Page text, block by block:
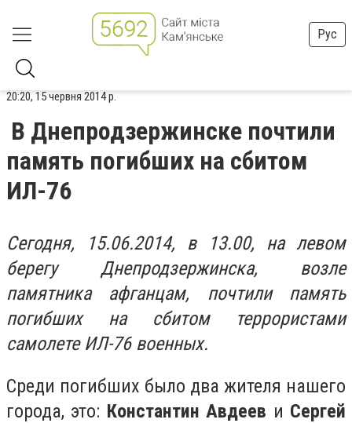
Рус
20:20, 15 червня 2014 р.
В Днепродзержинске почтили
память погибших на сбитом
ИЛ-76
Сегодня, 15.06.2014, в 13.00, на левом
берегу Днепродзержинска, возле
памятника афганцам, почтили память
погибших на сбитом террористами
самолете ИЛ-76 военных.
Среди погибших было два жителя нашего
города, это: Константин Авдеев и Сергей